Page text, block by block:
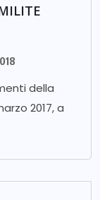
della
2017, a